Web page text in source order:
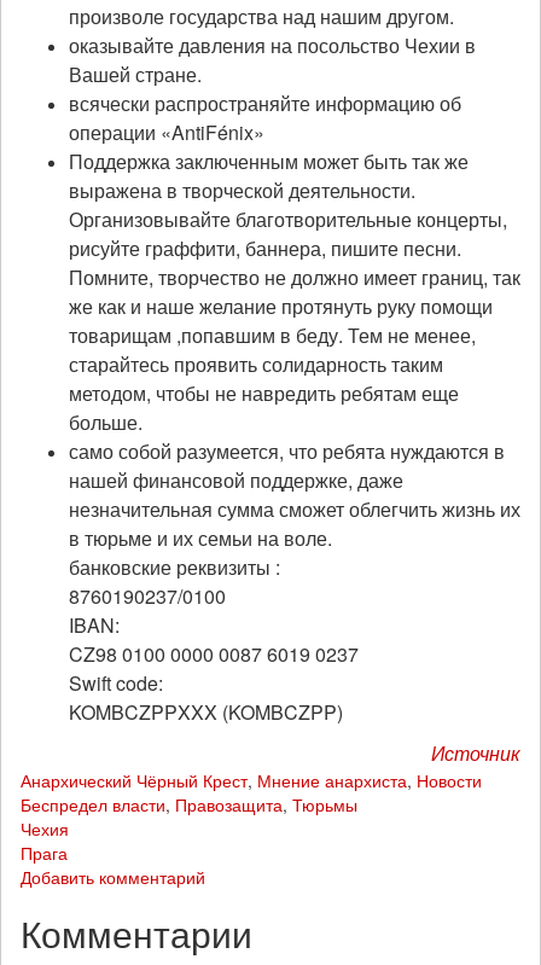
произволе государства над нашим другом.
оказывайте давления на посольство Чехии в
Вашей стране.
всячески распространяйте информацию об
операции «AntiFénix»
Поддержка заключенным может быть так же
выражена в творческой деятельности.
Организовывайте благотворительные концерты,
рисуйте граффити, баннера, пишите песни.
Помните, творчество не должно имеет границ, так
же как и наше желание протянуть руку помощи
товарищам ,попавшим в беду. Тем не менее,
старайтесь проявить солидарность таким
методом, чтобы не навредить ребятам еще
больше.
само собой разумеется, что ребята нуждаются в
нашей финансовой поддержке, даже
незначительная сумма сможет облегчить жизнь их
в тюрьме и их семьи на воле.
банковские реквизиты :
8760190237/0100
IBAN:
CZ98 0100 0000 0087 6019 0237
Swift code:
KOMBCZPPXXX (KOMBCZPP)
Источник
Анархический Чёрный Крест, Мнение анархиста, Новости
Беспредел власти, Правозащита, Тюрьмы
Чехия
Прага
Добавить комментарий
Комментарии